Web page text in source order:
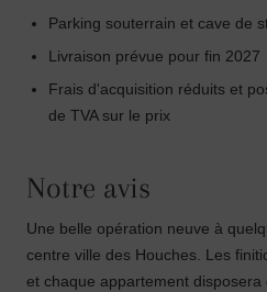
Parking souterrain et cave de
Livraison prévue pour fin 2027
Frais d'acquisition réduits et
de TVA sur le prix
Notre avis
Une belle opération neuve à
centre ville des Houches. Les
et chaque appartement